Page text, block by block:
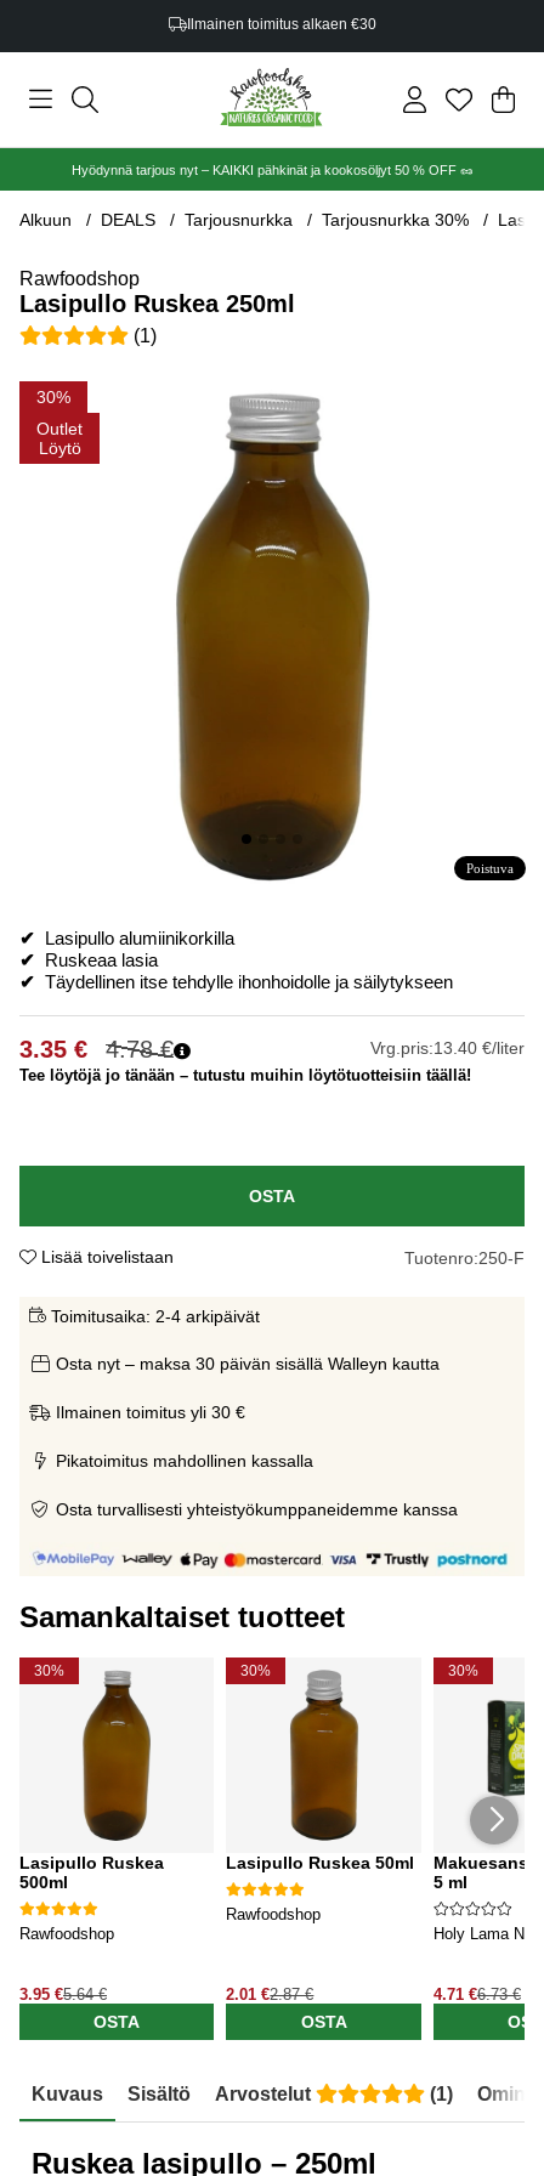
Ilmainen toimitus alkaen €30
.
Hyödynnä tarjous nyt – KAIKKI pähkinät ja kookosöljyt 50 % OFF 🥜
Alkuun DEALS Tarjousnurkka Tarjousnurkka 30%
Rawfoodshop
Lasipullo Ruskea 250ml
Keskiarvoluokitus 5 / 5 Arvioiden määrä 1
(1)
Poistuva
30
Outlet
Löytö
Tuotekuvat Lasipullo Ruskea 250ml
✔
Lasipullo alumiinikorkilla
✔ Ruskeaa lasia
✔ Täydellinen itse tehdylle ihonhoidolle ja säilytykseen
4.78€
3.35 € Vrg.pris:13.40 €/liter
Tee löytöjä jo tänään – tutustu muihin löytötuotteisiin täällä!
OSTA
Lisää toivelistaan Tuotenro:250-F
Toimitusaika: 2-4 arkipäivät
Osta nyt – maksa 30 päivän sisällä Walleyn kautta
Ilmainen toimitus yli 30 €
Pikatoimitus mahdollinen kassalla
Osta turvallisesti yhteistyökumppaneidemme kanssa
Samankaltaiset tuotteet
30%
Lasipullo Ruskea
500ml
Rawfoodshop
3.95 €5.64 €
OSTA
30%
Lasipullo Ruskea 50ml
Rawfoodshop
2.01 €2.87 €
OSTA
30%
5 ml
Holy Lama
4.71 €6.73 €
Kuvaus Sisältö Arvostelut (1)
Ruskea lasipullo – 250ml